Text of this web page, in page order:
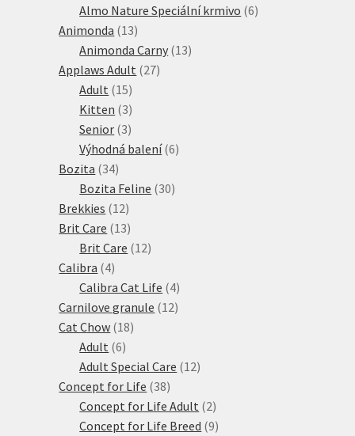
produkty
Almo Nature Speciální krmivo 66
Animonda 1313
produktů
Animonda Carny 1313
Applaws Adult 2727
Adult 1515
produktů
Kitten 33
produkty
Senior 33
produkty
Výhodná balení 66
Bozita 3434
produktů
Bozita Feline 3030
Brekkies 1212
produktů
Brit Care 1313
produktů
Brit Care 1212
Calibra 44
produkty
Calibra Cat Life 44
produkty
Carnilove granule 1212
Cat Chow 1818
Adult 66
produktů
Adult Special Care 1212
Concept for Life 3838
produktů
Concept for Life Adult 22
produkty
Concept for Life Breed 99